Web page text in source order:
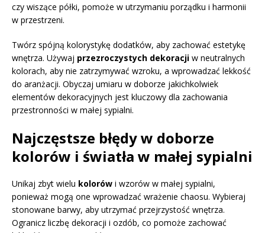
czy wiszące półki, pomoże w utrzymaniu porządku i harmonii
w przestrzeni.
Twórz spójną kolorystykę dodatków, aby zachować estetykę
wnętrza. Używaj przezroczystych dekoracji w neutralnych
kolorach, aby nie zatrzymywać wzroku, a wprowadzać lekkość
do aranżacji. Obyczaj umiaru w doborze jakichkolwiek
elementów dekoracyjnych jest kluczowy dla zachowania
przestronności w małej sypialni.
Najczęstsze błędy w doborze
kolorów i światła w małej sypialni
Unikaj zbyt wielu kolorów i wzorów w małej sypialni,
ponieważ mogą one wprowadzać wrażenie chaosu. Wybieraj
stonowane barwy, aby utrzymać przejrzystość wnętrza.
Ogranicz liczbę dekoracji i ozdób, co pomoże zachować